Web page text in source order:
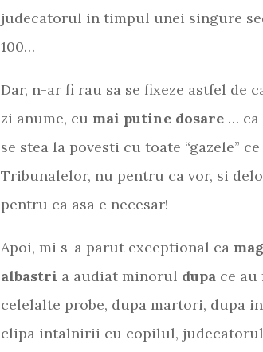
judecatorul in timpul unei singure
100…
Dar, n-ar fi rau sa se fixeze astfel de
zi anume, cu mai putine dosare … ca
se stea la povesti cu toate “gazele”
Tribunalelor, nu pentru ca vor, si
pentru ca asa e necesar!
Apoi, mi s-a parut exceptional ca
albastri a audiat minorul dupa ce
celelalte probe, dupa martori, dupa
clipa intalnirii cu copilul, judecatorul